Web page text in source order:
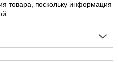
товара, поскольку информация